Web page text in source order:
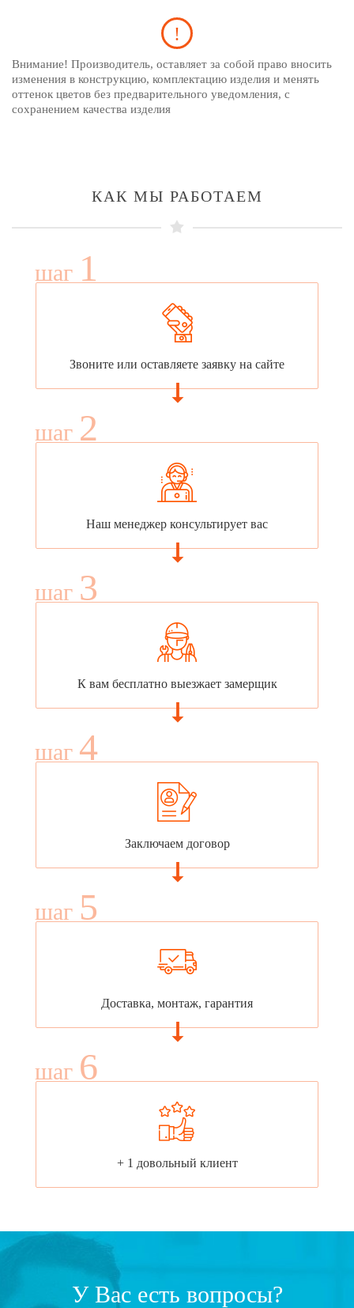
Внимание! Производитель, оставляет за собой право вносить
изменения в конструкцию, комплектацию изделия и менять
оттенок цветов без предварительного уведомления, с
сохранением качества изделия
КАК МЫ РАБОТАЕМ
шаг 1
Звоните или оставляете заявку на сайте
шаг 2
Наш менеджер консультирует вас
шаг 3
К вам бесплатно выезжает замерщик
шаг 4
Заключаем договор
шаг 5
Доставка, монтаж, гарантия
шаг 6
+ 1 довольный клиент
У Вас есть вопросы?